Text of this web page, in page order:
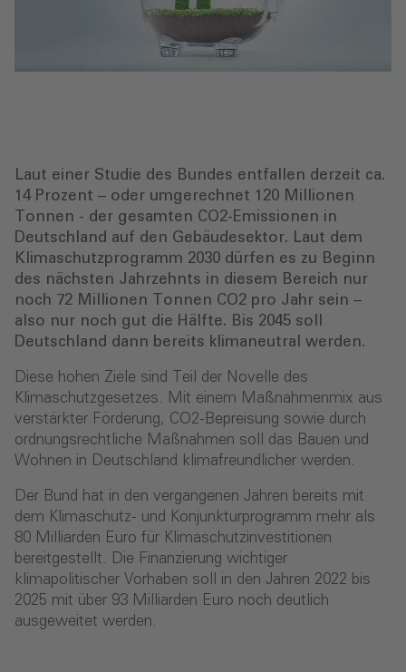
Laut einer Studie des Bundes entfallen derzeit ca.
14 Prozent – oder umgerechnet 120 Millionen
Tonnen - der gesamten CO2-Emissionen in
Deutschland auf den Gebäudesektor. Laut dem
Klimaschutzprogramm 2030 dürfen es zu Beginn
des nächsten Jahrzehnts in diesem Bereich nur
noch 72 Millionen Tonnen CO2 pro Jahr sein –
also nur noch gut die Hälfte. Bis 2045 soll
Deutschland dann bereits klimaneutral werden.
Diese hohen Ziele sind Teil der Novelle des
Klimaschutzgesetzes. Mit einem Maßnahmenmix aus
verstärkter Förderung, CO2-Bepreisung sowie durch
ordnungsrechtliche Maßnahmen soll das Bauen und
Wohnen in Deutschland klimafreundlicher werden.
Der Bund hat in den vergangenen Jahren bereits mit
dem Klimaschutz- und Konjunkturprogramm mehr als
80 Milliarden Euro für Klimaschutzinvestitionen
bereitgestellt. Die Finanzierung wichtiger
klimapolitischer Vorhaben soll in den Jahren 2022 bis
2025 mit über 93 Milliarden Euro noch deutlich
ausgeweitet werden.